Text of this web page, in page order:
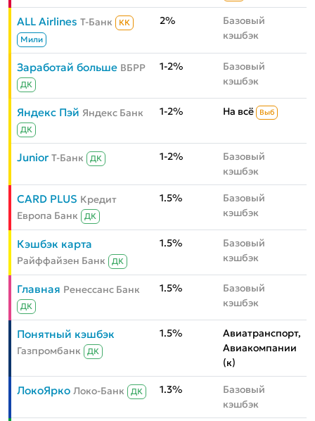
ALL Airlines Т-Банк
КК
Мили
2%
Базовый
кэшбэк
Заработай больше ВБРР
ДК
1-2%
Базовый
кэшбэк
Яндекс Пэй Яндекс Банк
ДК
1-2% На всё Выб
Junior Т-Банк ДК 1-2%
Базовый
кэшбэк
CARD PLUS Кредит
Европа Банк
ДК
1.5%
Базовый
кэшбэк
Кэшбэк карта
Райффайзен Банк ДК
1.5%
Базовый
кэшбэк
Главная Ренессанс Банк
ДК
1.5%
Базовый
кэшбэк
Понятный кэшбэк
Газпромбанк ДК
1.5%
Авиатранспорт,
Авиакомпании
(к)
ЛокоЯрко Локо-Банк ДК 1.3%
Базовый
кэшбэк